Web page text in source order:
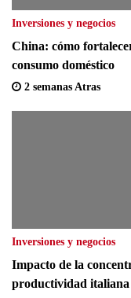
Inversiones y negocios
China: cómo
consumo doméstico
2 semanas Atras
Inversiones y negocios
Impacto de la
productividad italiana